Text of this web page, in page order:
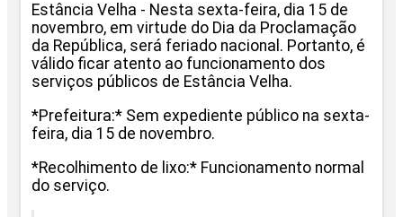
Estância Velha - Nesta sexta-feira, dia 15 de
novembro, em virtude do Dia da Proclamação
da República, será feriado nacional. Portanto, é
válido ficar atento ao funcionamento dos
serviços públicos de Estância Velha.
*Prefeitura:* Sem expediente público na sexta-
feira, dia 15 de novembro.
*Recolhimento de lixo:* Funcionamento normal
do serviço.